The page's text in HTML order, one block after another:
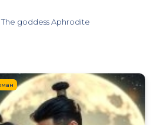
The goddess Aphrodite